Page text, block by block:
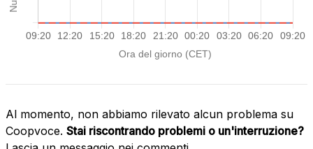
Al momento, non abbiamo rilevato alcun problema su
Coopvoce. Stai riscontrando problemi o un'interruzione?